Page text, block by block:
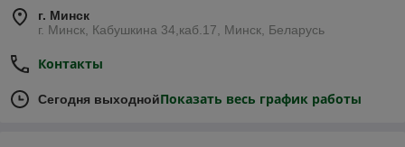
г. Минск
г. Минск, Кабушкина 34,каб.17, Минск, Беларусь
Контакты
Сегодня выходнойПоказать весь график работы